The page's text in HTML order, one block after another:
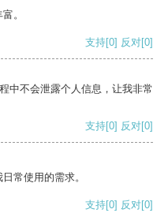
。
支持[0] 反对[0]
中不会泄露个人信息，让我非常
支持[0] 反对[0]
常使用的需求。
支持[0] 反对[0]